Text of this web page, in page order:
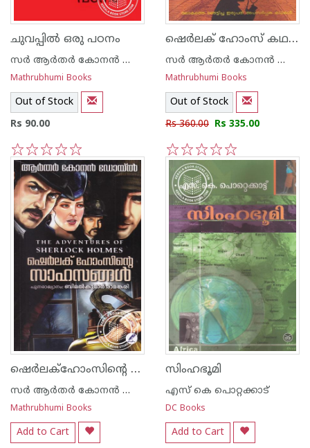
ചുവപ്പില്‍ ഒരു പഠനം
സര്‍ ആര്‍തര്‍ കോനന്‍ ഡോയല്‍
Mathrubhumi Books
Out of Stock
Rs 90.00
5
4
3
2
1
ഷെര്‍ലക് ഹോംസ് കഥകള്‍
സര്‍ ആര്‍തര്‍ കോനന്‍ ഡോയല്‍
Mathrubhumi Books
Out of Stock
Rs 360.00 Rs 335.00
5
4
3
2
1
ഷെര്‍ലക്ഹോംസിന്റെ സാഹസങ്ങള്‍
സര്‍ ആര്‍തര്‍ കോനന്‍ ഡോയല്‍
Mathrubhumi Books
Add to Cart
സിംഹഭൂമി
എസ്‌ കെ പൊറ്റക്കാട്‌
DC Books
Add to Cart